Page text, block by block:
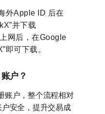
外Apple ID 后在
并下载
上网后，在Google
即可下载。
户？
账户，整个流程相对
安全，提升交易成